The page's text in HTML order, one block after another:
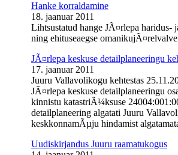
Hanke korraldamine
18. jaanuar 2011
Lihtsustatud hange JÃ¤rlepa
ning ehituseaegse
JÃ¤rlepa keskuse detailplaneeringu
17. jaanuar 2011
Juuru Vallavolikogu kehtestas
JÃ¤rlepa keskuse detailplaneeringu
kinnistu katastriÃ¼ksuse
detailplaneering algatati Juuru
keskkonnamÃµju hindamist
Uudiskirjandus Juuru raamatukogus